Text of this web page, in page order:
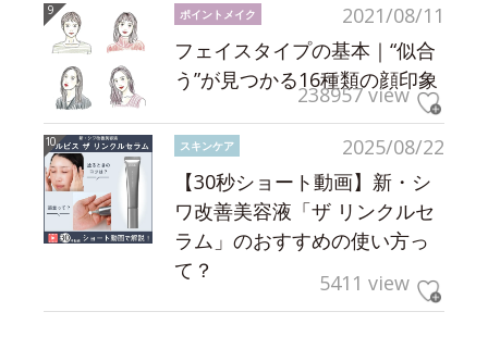
2021/08/11
ポイントメイク
フェイスタイプの基本｜“似合
う”が見つかる16種類の顔印象
238957 view
2025/08/22
スキンケア
【30秒ショート動画】新・シ
ワ改善美容液「ザ リンクルセ
ラム」のおすすめの使い方っ
て？
5411 view